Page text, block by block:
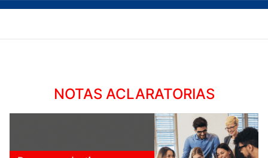
NOTAS ACLARATORIAS